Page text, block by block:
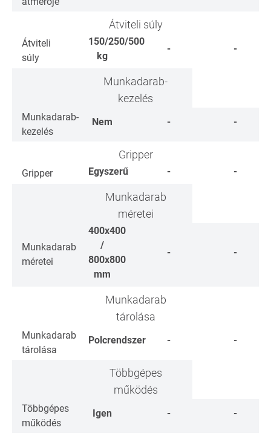
Átviteli súly
Átviteli
súly
150/250/500
kg
- -
Munkadarab-
kezelés
Munkadarab-
kezelés
Nem - -
Gripper
Gripper Egyszerű - -
Munkadarab
méretei
Munkadarab
méretei
400x400
/
800x800
mm
- -
Munkadarab
tárolása
Munkadarab
tárolása
Polcrendszer - -
Többgépes
működés
Többgépes
működés
Igen - -